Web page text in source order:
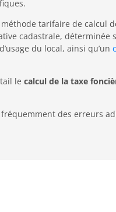
tarifaire de calcul
cadastrale, déterminée
du local, ainsi qu’un
lecalcul de la taxe
des erreurs